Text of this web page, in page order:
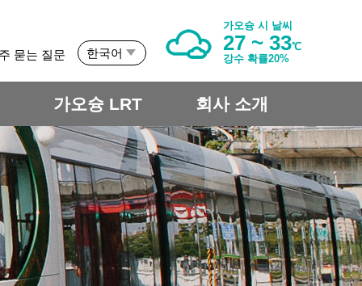
묻는 질문 한국어
가오슝 시 날씨
27 ~ 33℃
강수 확률20%
가오슝 LRT 회사 소개